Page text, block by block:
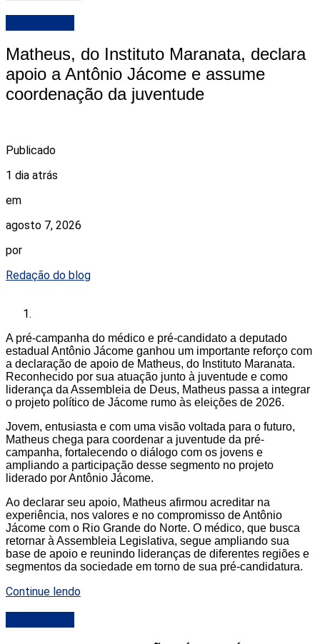
Matheus, do Instituto Maranata, declara
apoio a Antônio Jácome e assume
coordenação da juventude
Publicado
1 dia atrás
em
agosto 7, 2026
por
Redação do blog
A pré-campanha do médico e pré-candidato a deputado
estadual Antônio Jácome ganhou um importante reforço com
a declaração de apoio de Matheus, do Instituto Maranata.
Reconhecido por sua atuação junto à juventude e como
liderança da Assembleia de Deus, Matheus passa a integrar
o projeto político de Jácome rumo às eleições de 2026.
Jovem, entusiasta e com uma visão voltada para o futuro,
Matheus chega para coordenar a juventude da pré-
campanha, fortalecendo o diálogo com os jovens e
ampliando a participação desse segmento no projeto
liderado por Antônio Jácome.
Ao declarar seu apoio, Matheus afirmou acreditar na
experiência, nos valores e no compromisso de Antônio
Jácome com o Rio Grande do Norte. O médico, que busca
retornar à Assembleia Legislativa, segue ampliando sua
base de apoio e reunindo lideranças de diferentes regiões e
segmentos da sociedade em torno de sua pré-candidatura.
Continue lendo